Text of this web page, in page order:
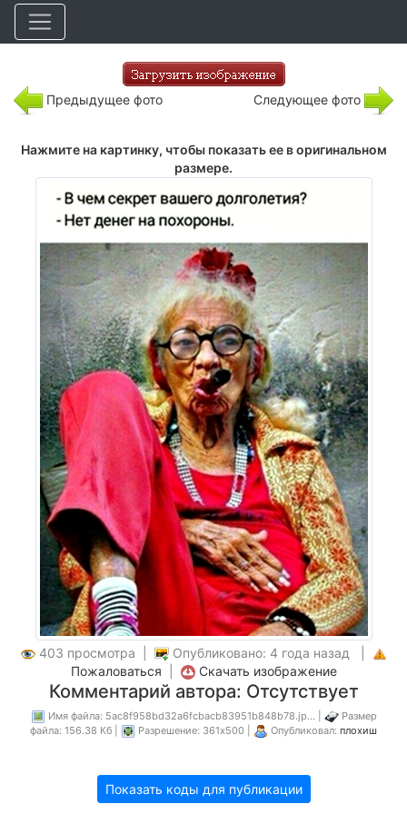
Предыдущее фото Следующее фото
Нажмите на картинку, чтобы показать ее в оригинальном
размере.
403 просмотра |
Опубликовано: 4 года назад |
Пожаловаться
Скачать изображение
Комментарий автора: Отсутствует
Имя файла: 5ac8f958bd32a6fcbacb83951b848b78.jp... |
Размер
файла: 156.38 Кб |
Разрешение: 361x500 | Опубликовал: плохиш
Показать коды для публикации